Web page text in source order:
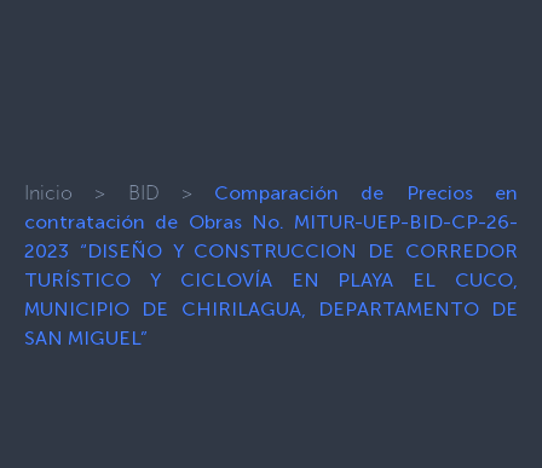
Inicio > BID > Comparación de Precios en
contratación de Obras No. MITUR-UEP-BID-CP-26-
2023 “DISEÑO Y CONSTRUCCION DE CORREDOR
TURÍSTICO Y CICLOVÍA EN PLAYA EL CUCO,
MUNICIPIO DE CHIRILAGUA, DEPARTAMENTO DE
SAN MIGUEL”